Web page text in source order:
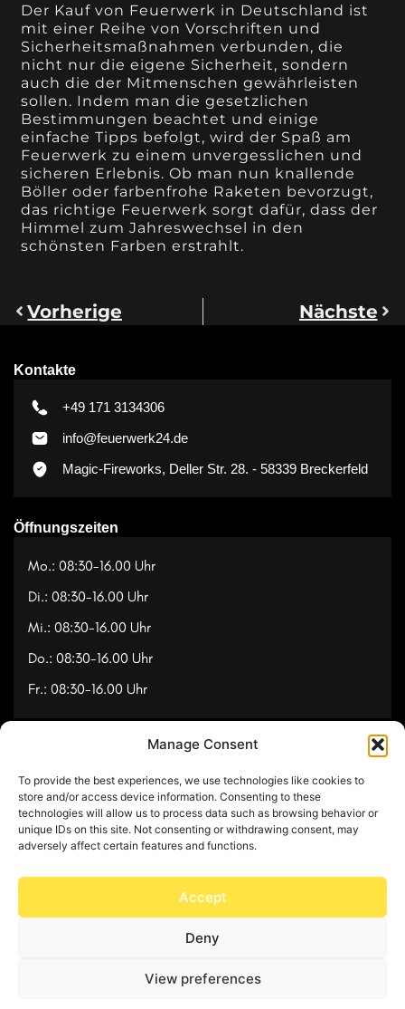
Manage Consent
To provide the best experiences, we use technologies like cookies to
store and/or access device information. Consenting to these
technologies will allow us to process data such as browsing behavior or
unique IDs on this site. Not consenting or withdrawing consent, may
adversely affect certain features and functions.
Accept
Deny
View preferences
Der Kauf von Feuerwerk in Deutschland ist
mit einer Reihe von Vorschriften und
Sicherheitsmaßnahmen verbunden, die
nicht nur die eigene Sicherheit, sondern
auch die der Mitmenschen gewährleisten
sollen. Indem man die gesetzlichen
Bestimmungen beachtet und einige
einfache Tipps befolgt, wird der Spaß am
Feuerwerk zu einem unvergesslichen und
sicheren Erlebnis. Ob man nun knallende
Böller oder farbenfrohe Raketen bevorzugt,
das richtige Feuerwerk sorgt dafür, dass der
Himmel zum Jahreswechsel in den
schönsten Farben erstrahlt.
Vorherige Nächste
Kontakte
+49 171 3134306
info@feuerwerk24.de
Magic-Fireworks, Deller Str. 28. - 58339 Breckerfeld
Öffnungszeiten
Mo.: 08:30-16.00 Uhr
Di.: 08:30-16.00 Uhr
Mi.: 08:30-16.00 Uhr
Do.: 08:30-16.00 Uhr
Fr.: 08:30-16.00 Uhr
Referenzen
Videos
Über uns
Kontakt
© Copyright 2025 by Feuerwerk24